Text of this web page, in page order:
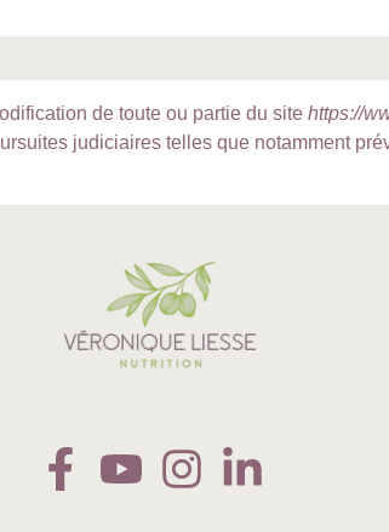
de toute ou partie du site https://
judiciaires telles que notamment